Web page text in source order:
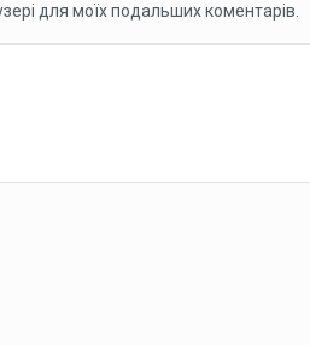
для моїх подальших коментарів.